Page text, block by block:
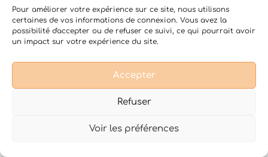
Pour améliorer votre expérience sur ce site, nous utilisons
certaines de vos informations de connexion. Vous avez la
possibilité d'accepter ou de refuser ce suivi, ce qui pourrait avoir
un impact sur votre expérience du site.
Accepter
Refuser
Voir les préférences
environ 10h de contenu de formation
à un bon de réduction de 5% pour
acheter vos instruments intuitifs
chez notre partenaire Mandalia